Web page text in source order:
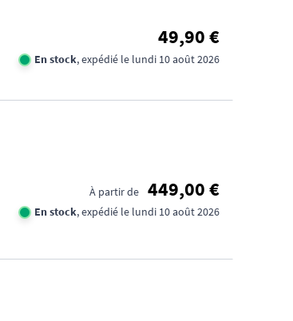
49,90 €
En stock, expédié le lundi 10 août 2026
À partir de 449,00 €
En stock, expédié le lundi 10 août 2026